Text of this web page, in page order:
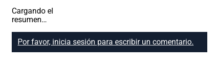
Cargando el
resumen…
Por favor, inicia sesión para escribir un comentario.